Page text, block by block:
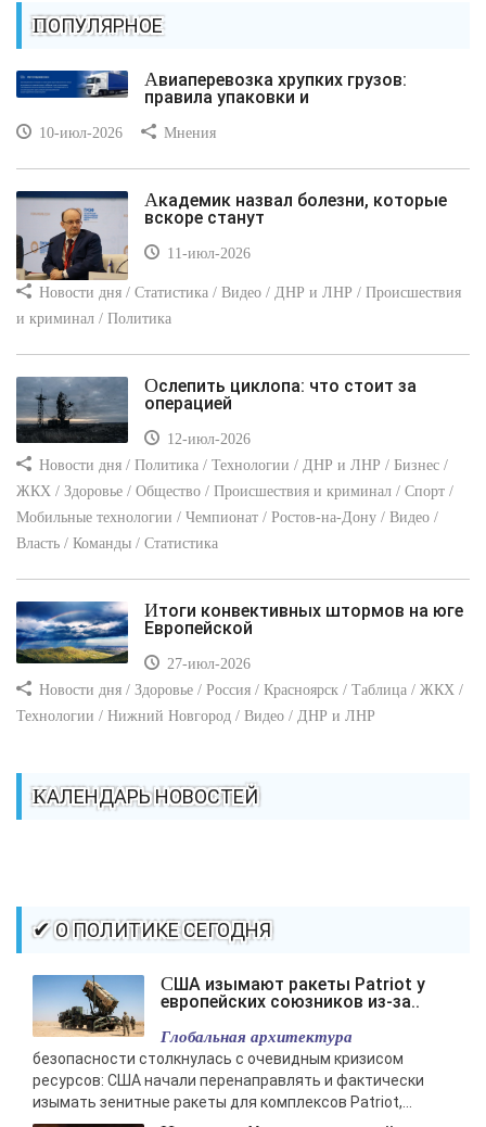
ПОПУЛЯРНОЕ
Авиаперевозка хрупких грузов:
правила упаковки и
10-июл-2026 Мнения
Академик назвал болезни, которые
вскоре станут
11-июл-2026
Новости дня / Статистика / Видео / ДНР и ЛНР / Происшествия
и криминал / Политика
Ослепить циклопа: что стоит за
операцией
12-июл-2026
Новости дня / Политика / Технологии / ДНР и ЛНР / Бизнес /
ЖКХ / Здоровье / Общество / Происшествия и криминал / Спорт /
Мобильные технологии / Чемпионат / Ростов-на-Дону / Видео /
Власть / Команды / Статистика
Итоги конвективных штормов на юге
Европейской
27-июл-2026
Новости дня / Здоровье / Россия / Красноярск / Таблица / ЖКХ /
Технологии / Нижний Новгород / Видео / ДНР и ЛНР
КАЛЕНДАРЬ НОВОСТЕЙ
✔ О ПОЛИТИКЕ СЕГОДНЯ
США изымают ракеты Patriot у
европейских союзников из-за..
Глобальная архитектура
безопасности столкнулась с очевидным кризисом
ресурсов: США начали перенаправлять и фактически
изымать зенитные ракеты для комплексов Patriot,...